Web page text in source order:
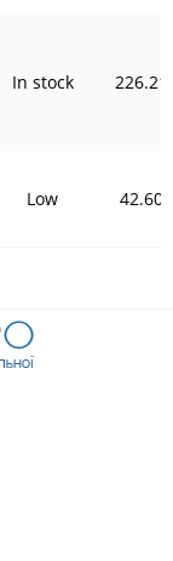
In stock 226.21
Low 42.60